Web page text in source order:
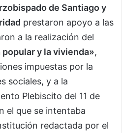
de Santiago y
prestaron apoyo a las
a la realización del
y la vivienda»,
impuestas por la
sociales, y a la
Plebiscito del 11 de
el que se intentaba
redactada por el